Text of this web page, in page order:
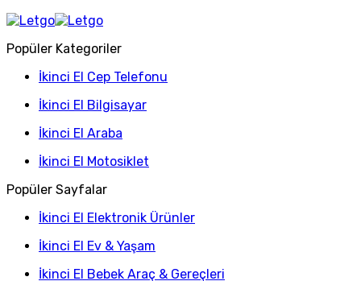
Popüler Kategoriler
İkinci El Cep Telefonu
İkinci El Bilgisayar
İkinci El Araba
İkinci El Motosiklet
Popüler Sayfalar
İkinci El Elektronik Ürünler
İkinci El Ev & Yaşam
İkinci El Bebek Araç & Gereçleri